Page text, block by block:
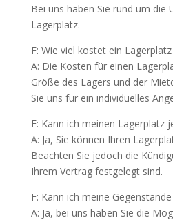
Bei uns haben Sie rund um die
Lagerplatz.
F: Wie viel kostet ein
A: Die Kosten für einen
Größe des Lagers und der
Sie uns für ein individuelles
F: Kann ich meinen Lagerplatz
A: Ja, Sie können Ihren
Beachten Sie jedoch die
Ihrem Vertrag festgelegt sind.
F: Kann ich meine
A: Ja, bei uns haben Sie die